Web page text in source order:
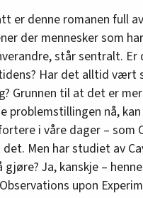
er denne romanen full
der mennesker som
står sentralt. Er
Har det alltid vært
Grunnen til at det er
problemstillingen nå,
i våre dager – som
Men har studiet av
Ja, kanskje –
upon